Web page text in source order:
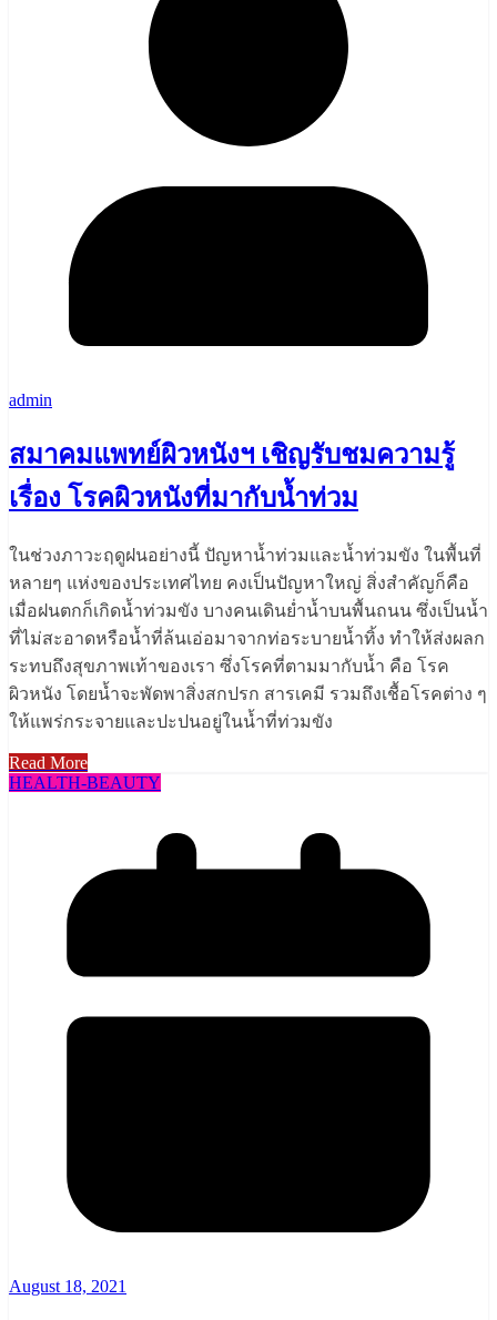
admin
สมาคมแพทย์ผิวหนังฯ เชิญรับชมความรู้
เรื่อง โรคผิวหนังที่มากับน้ำท่วม
ในช่วงภาวะฤดูฝนอย่างนี้ ปัญหาน้ำท่วมและน้ำท่วมขัง ในพื้นที่
หลายๆ แห่งของประเทศไทย คงเป็นปัญหาใหญ่ สิ่งสำคัญก็คือ
เมื่อฝนตกก็เกิดน้ำท่วมขัง บางคนเดินย่ำน้ำบนพื้นถนน ซึ่งเป็นน้ำ
ที่ไม่สะอาดหรือน้ำที่ล้นเอ่อมาจากท่อระบายน้ำทิ้ง ทำให้ส่งผลก
ระทบถึงสุขภาพเท้าของเรา ซึ่งโรคที่ตามมากับน้ำ คือ โรค
ผิวหนัง โดยน้ำจะพัดพาสิ่งสกปรก สารเคมี รวมถึงเชื้อโรคต่าง ๆ
ให้แพร่กระจายและปะปนอยู่ในน้ำที่ท่วมขัง
Read More
HEALTH​-BEAUTY
August 18, 2021